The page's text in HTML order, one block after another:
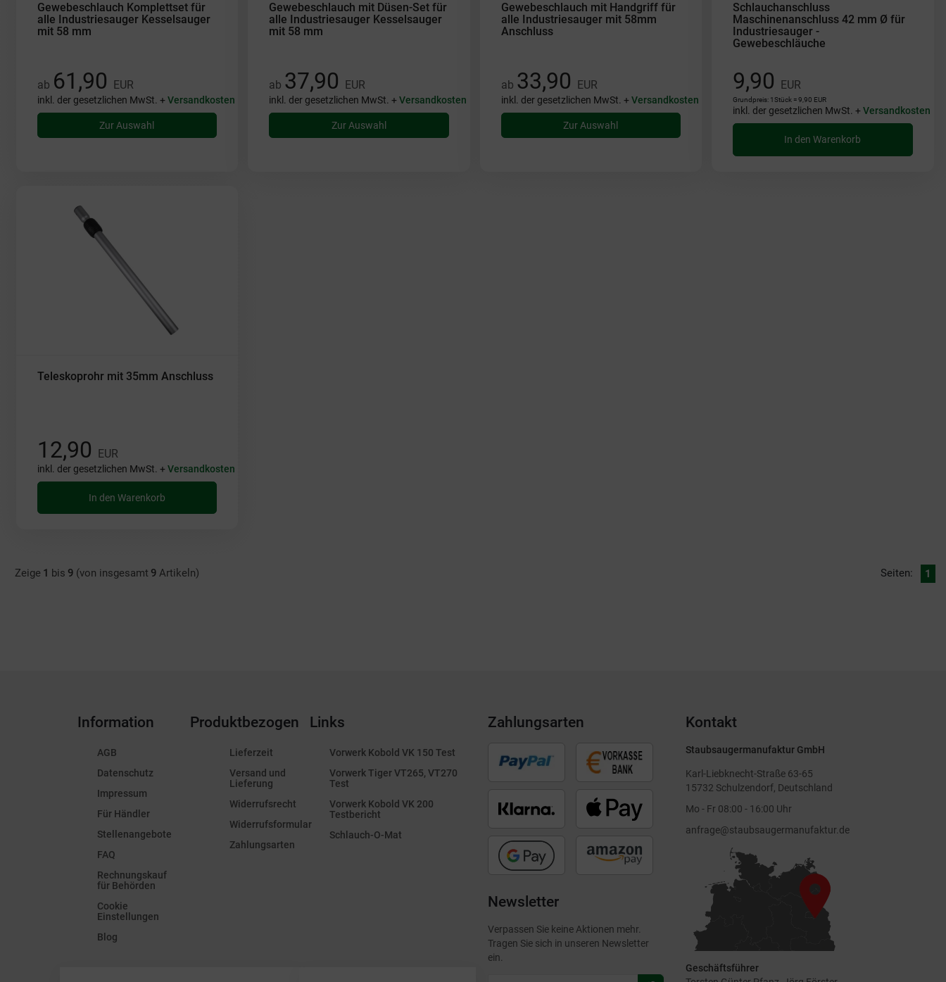
Gewebeschlauch Komplettset für
alle Industriesauger Kesselsauger
mit 58 mm
ab 61,90 EUR
inkl. der gesetzlichen MwSt. +Versandkosten
Zur Auswahl
Gewebeschlauch mit Düsen-Set für
alle Industriesauger Kesselsauger
mit 58 mm
ab 37,90 EUR
inkl. der gesetzlichen MwSt. +Versandkosten
Zur Auswahl
Gewebeschlauch mit Handgriff für
alle Industriesauger mit 58mm
Anschluss
ab 33,90 EUR
inkl. der gesetzlichen MwSt. +Versandkosten
Zur Auswahl
Schlauchanschluss
Maschinenanschluss 42 mm Ø für
Industriesauger -
Gewebeschläuche
9,90 EUR
Grundpreis: 1Stück = 9,90 EUR
inkl. der gesetzlichen MwSt. +Versandkosten
In den Warenkorb
Teleskoprohr mit 35mm Anschluss
12,90 EUR
inkl. der gesetzlichen MwSt. +Versandkosten
In den Warenkorb
Zeige 1 bis 9 (von insgesamt 9 Artikeln) Seiten: 1
Information
AGB
Datenschutz
Impressum
Für Händler
Stellenangebote
FAQ
Rechnungskauf
für Behörden
Cookie
Einstellungen
Blog
Produktbezogen
Lieferzeit
Versand und
Lieferung
Widerrufsrecht
Widerrufsformular
Zahlungsarten
Links
Vorwerk Kobold VK 150 Test
Vorwerk Tiger VT265, VT270
Test
Vorwerk Kobold VK 200
Testbericht
Schlauch-O-Mat
Zahlungsarten
Newsletter
Verpassen Sie keine Aktionen mehr.
Tragen Sie sich in unseren Newsletter
ein.
Kontakt
Staubsaugermanufaktur GmbH
Karl-Liebknecht-Straße 63-65
15732 Schulzendorf, Deutschland
Mo - Fr 08:00 - 16:00 Uhr
anfrage@staubsaugermanufaktur.de
Geschäftsführer